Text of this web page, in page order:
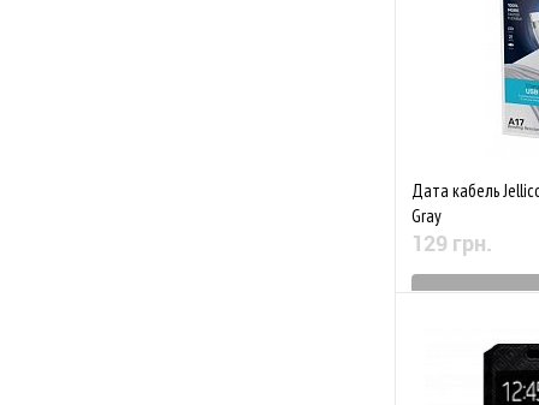
Дата кабель
Gray
129 грн.
Знятий
До обраного